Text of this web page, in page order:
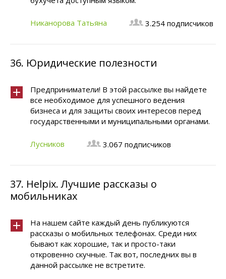
Никанорова Татьяна 3.254 подписчиков
36. Юридические полезности
Предприниматели! В этой рассылке вы найдете
все необходимое для успешного ведения
бизнеса и для защиты своих интересов перед
государственными и муниципальными органами.
Лусников 3.067 подписчиков
37. Helpix. Лучшие рассказы о
мобильниках
На нашем сайте каждый день публикуются
рассказы о мобильных телефонах. Среди них
бывают как хорошие, так и просто-таки
откровенно скучные. Так вот, последних вы в
данной рассылке не встретите.